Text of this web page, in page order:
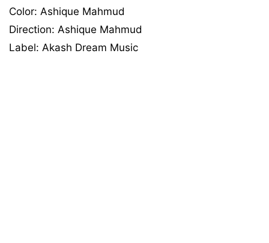
Color: Ashique Mahmud
Direction: Ashique Mahmud
Label: Akash Dream Music